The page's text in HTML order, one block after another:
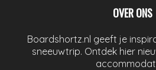
OVER ONS
Boardshortz.nl geeft je
sneeuwtrip. Ontdek hier